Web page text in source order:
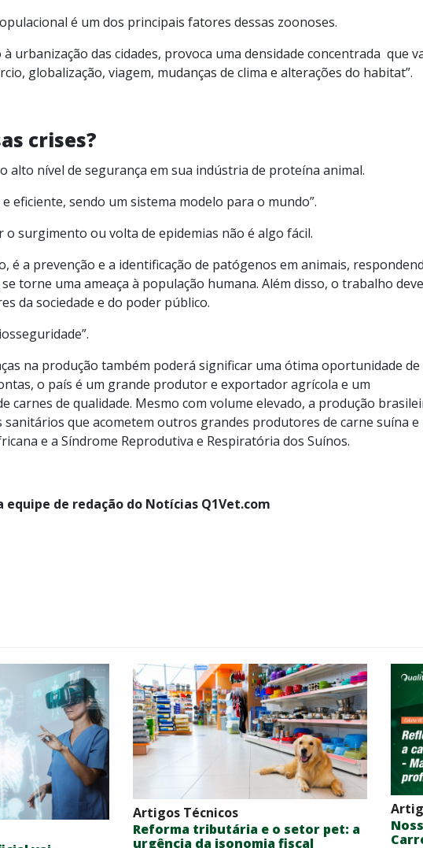
é um dos principais fatores dessas zoonoses.
urbanização das cidades, provoca uma densidade concentrada que
globalização, viagem, mudanças de clima e alterações do habitat”.
crises?
alto nível de segurança em sua indústria de proteína animal.
eficiente, sendo um sistema modelo para o mundo”.
surgimento ou volta de epidemias não é algo fácil.
é a prevenção e a identificação de patógenos em animais,
torne uma ameaça à população humana. Além disso, o trabalho deve
da sociedade e do poder público.
na produção também poderá significar uma ótima oportunidade de
o país é um grande produtor e exportador agrícola e um
carnes de qualidade. Mesmo com volume elevado, a produção
que acometem outros grandes produtores de carne suína e
e a Síndrome Reprodutiva e Respiratória dos Suínos.
de redação do Notícias Q1Vet.com
Artigos Técnicos
Reforma tributária e o setor pet: a
urgência da isonomia fiscal